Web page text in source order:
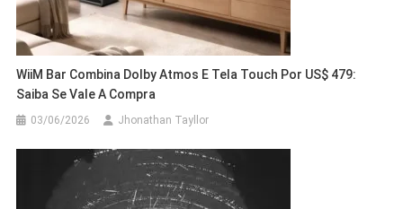
WiiM Bar Combina Dolby Atmos E Tela Touch Por US$ 479:
Saiba Se Vale A Compra
03/06/2026 Jhonathan Tayllor